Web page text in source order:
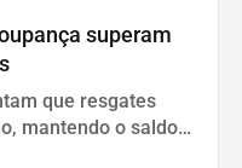
superam
que resgates
mantendo o saldo
trilhão.